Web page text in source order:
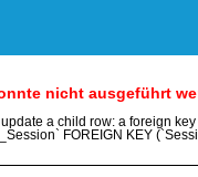
nicht ausgeführt
a child row: a foreign
FOREIGN KEY